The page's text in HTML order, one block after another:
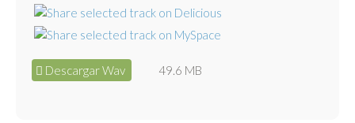
Descargar Wav 49.6 MB